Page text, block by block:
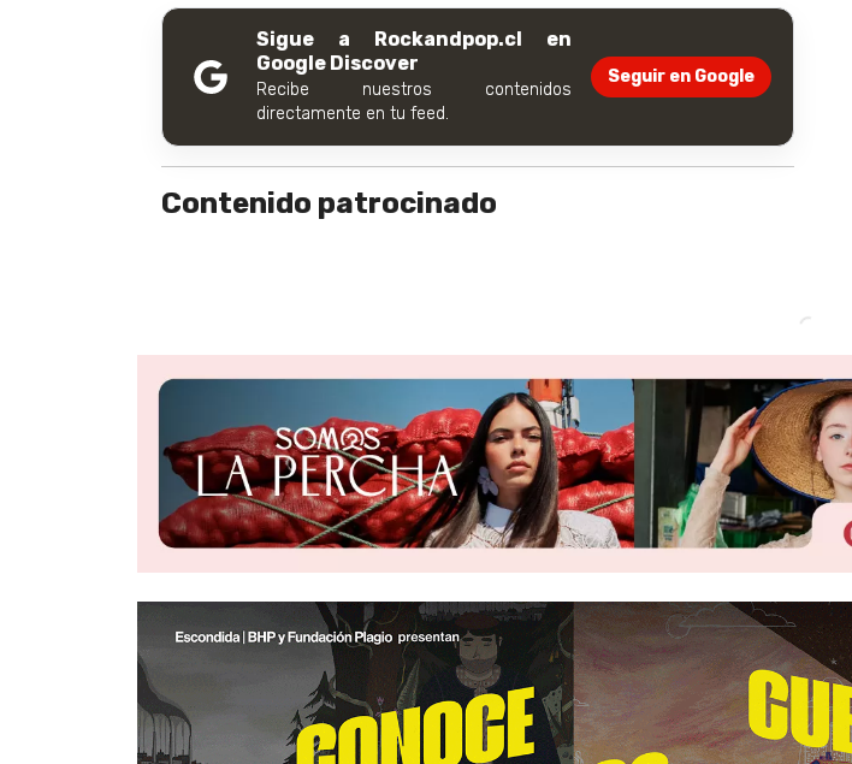
Sigue a Rockandpop.cl en
Google Discover
Recibe nuestros contenidos
directamente en tu feed.
Seguir en Google
Contenido patrocinado